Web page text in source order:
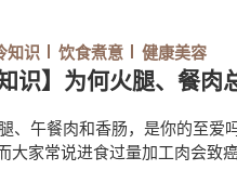
知识 饮食煮意 健康美容
识】为何火腿、餐
、午餐肉和香肠，是你的至爱
大家常说进食过量加工肉会致